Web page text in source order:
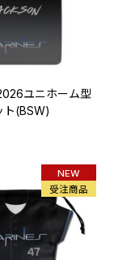
ユニホーム型
ト(BSW)
NEW
受注商品